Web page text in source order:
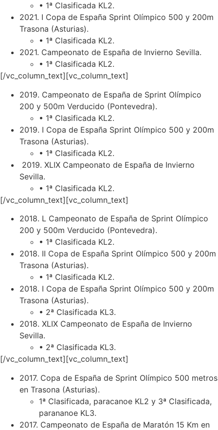
• 1ª Clasificada KL2.
2021. I Copa de España Sprint Olímpico 500 y 200m
Trasona (Asturias).
• 1ª Clasificada KL2.
2021. Campeonato de España de Invierno Sevilla.
• 1ª Clasificada KL2.
[/vc_column_text][vc_column_text]
2019. Campeonato de España de Sprint Olímpico
200 y 500m Verducido (Pontevedra).
• 1ª Clasificada KL2.
2019. I Copa de España Sprint Olímpico 500 y 200m
Trasona (Asturias).
• 1ª Clasificada KL2.
2019. XLIX Campeonato de España de Invierno
Sevilla.
• 1ª Clasificada KL2.
[/vc_column_text][vc_column_text]
2018. L Campeonato de España de Sprint Olímpico
200 y 500m Verducido (Pontevedra).
• 1ª Clasificada KL2.
2018. II Copa de España Sprint Olímpico 500 y 200m
Trasona (Asturias).
• 1ª Clasificada KL2.
2018. I Copa de España Sprint Olímpico 500 y 200m
Trasona (Asturias).
• 2ª Clasificada KL3.
2018. XLIX Campeonato de España de Invierno
Sevilla.
• 2ª Clasificada KL3.
[/vc_column_text][vc_column_text]
2017. Copa de España de Sprint Olímpico 500 metros
en Trasona (Asturias).
1ª Clasificada, paracanoe KL2 y 3ª Clasificada,
parananoe KL3.
2017. Campeonato de España de Maratón 15 Km en